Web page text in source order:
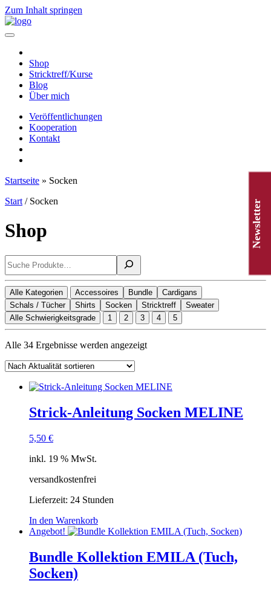
Zum Inhalt springen
Hauptnavigation
Shop
Stricktreff/Kurse
Blog
Über mich
Veröffentlichungen
Kooperation
Kontakt
Startseite » Socken
Start / Socken
Shop
Suchen
Alle Kategorien Accessoires Bundle
Cardigans
Schals / Tücher
Shirts Socken Stricktreff
Sweater
Alle Schwierigkeitsgrade
1 2 3 4 5
Alle 34 Ergebnisse werden angezeigtNach
Strick-Anleitung Socken MELINE
5,50 €
inkl. 19 % MwSt.
versandkostenfrei
Lieferzeit: 24 Stunden
In den Warenkorb
Angebot!
Bundle Kollektion EMILA (Tuch,
Socken)
Newsletter